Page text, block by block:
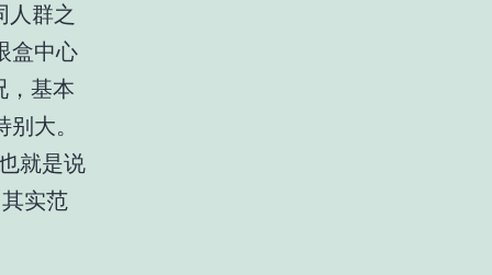
人群之
盒中心
，基本
大。
就是说
实范